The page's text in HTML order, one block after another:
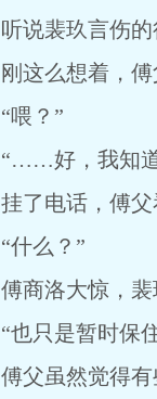
听说裴玖言伤
刚这么想着，
“喂？”
“……好，我知
挂了电话，傅
“什么？”
傅商洛大惊，
“也只是暂时保
傅父虽然觉得